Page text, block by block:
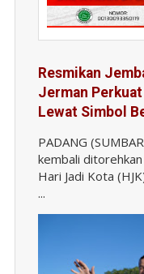
Resmikan
Jerman
Lewat Simbol
PADANG
kembali
Hari Jadi Kota
...